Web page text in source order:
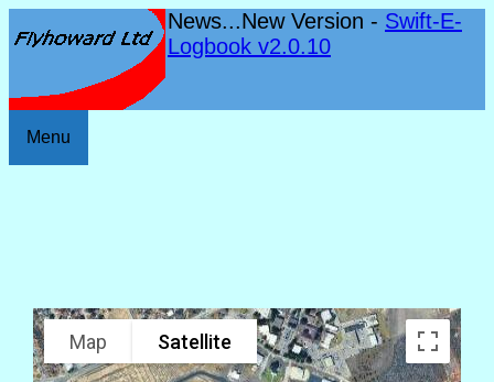
News...New Version - Swift-E-
Logbook v2.0.10
Menu
Map Satellite